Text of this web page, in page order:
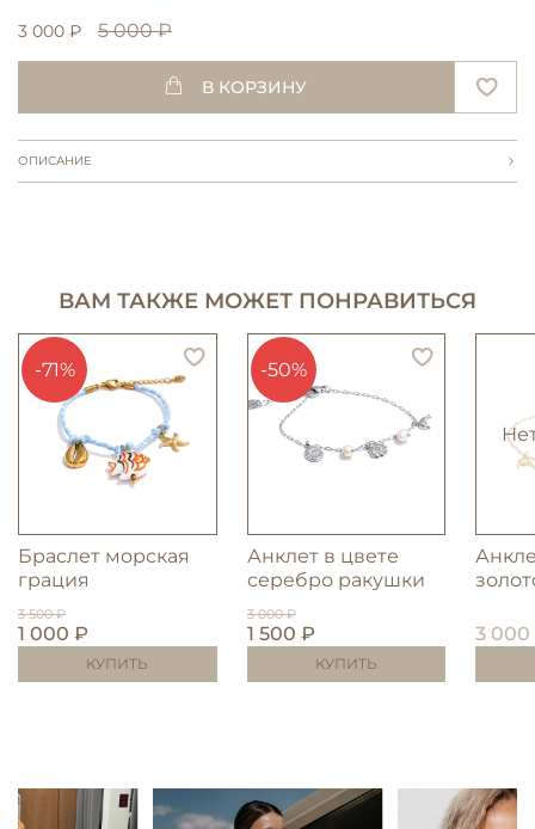
3 000 ₽ 5 000 ₽
В КОРЗИНУ
ОПИСАНИЕ
ВАМ ТАКЖЕ МОЖЕТ ПОНРАВИТЬСЯ
-71%
Браслет морская
грация
3 500 ₽
1 000 ₽
КУПИТЬ
-50%
Анклет в цвете
серебро ракушки
3 000 ₽
1 500 ₽
КУПИТЬ
3 000